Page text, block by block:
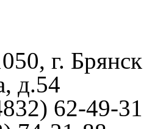
г. Брянск
д.54
62-49-31